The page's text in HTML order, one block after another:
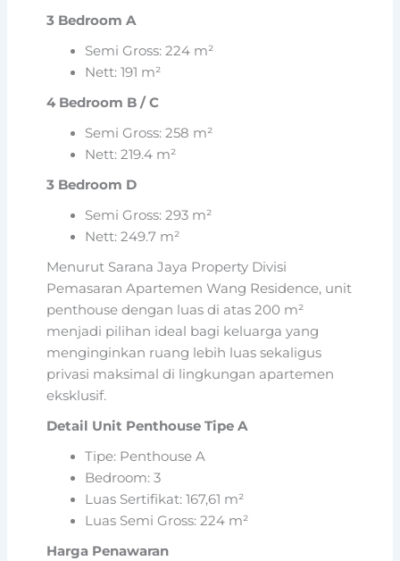
3 Bedroom A
Semi Gross: 224 m²
Nett: 191 m²
4 Bedroom B / C
Semi Gross: 258 m²
Nett: 219.4 m²
3 Bedroom D
Semi Gross: 293 m²
Nett: 249.7 m²
Menurut Sarana Jaya Property Divisi
Pemasaran Apartemen Wang Residence, unit
penthouse dengan luas di atas 200 m²
menjadi pilihan ideal bagi keluarga yang
menginginkan ruang lebih luas sekaligus
privasi maksimal di lingkungan apartemen
eksklusif.
Detail Unit Penthouse Tipe A
Tipe: Penthouse A
Bedroom: 3
Luas Sertifikat: 167,61 m²
Luas Semi Gross: 224 m²
Harga Penawaran